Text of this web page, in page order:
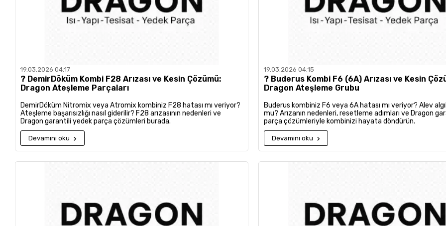
19.03.2026 04:17
?️ DemirDöküm Kombi F28 Arızası ve Kesin Çözümü:
Dragon Ateşleme Parçaları
DemirDöküm Nitromix veya Atromix kombiniz F28 hatası mı veriyor?
Ateşleme başarısızlığı nasıl giderilir? F28 arızasının nedenleri ve
Dragon garantili yedek parça çözümleri burada.
Devamını oku
19.03.2026 04:15
?️ Buderus Kombi F6 (6A) Arızası ve Kesin
Dragon Ateşleme Grubu
Buderus kombiniz F6 veya 6A hatası mı veriyor? Alev
mu? Arızanın nedenleri, resetleme adımları ve Dragon
parça çözümleriyle kombinizi hayata döndürün.
Devamını oku